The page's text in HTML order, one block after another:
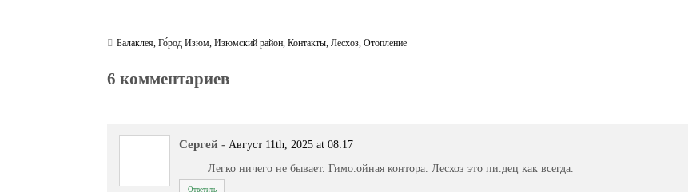
Балаклея,Го́род Изюм,Изюмский район,Контакты,Лесхоз,Отопление
6 комментариев
Сергей - Август 11th, 2025 at 08:17
Легко ничего не бывает. Гимо.ойная контора. Лесхоз это пи.дец как всегда.
Ответить